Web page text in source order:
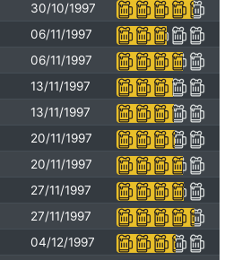
30/10/1997
06/11/1997
06/11/1997
13/11/1997
13/11/1997
20/11/1997
20/11/1997
27/11/1997
27/11/1997
04/12/1997